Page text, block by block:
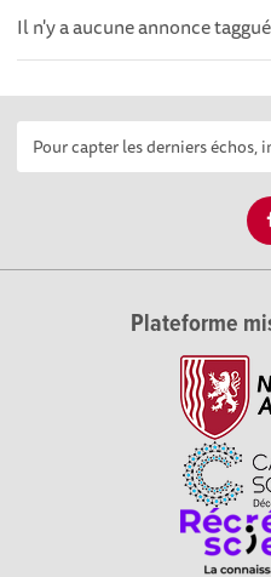
Il n'y a aucune annonce
Plateforme